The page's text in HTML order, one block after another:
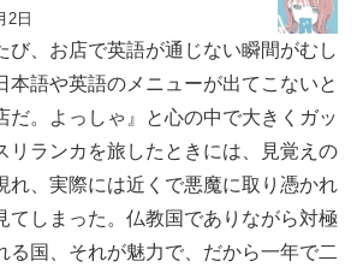
2日
び、お店で英語が通じない瞬間がむし
本語や英語のメニューが出てこないと
だ。よっしゃ』と心の中で大きくガッ
リランカを旅したときには、見覚えの
れ、実際には近くで悪魔に取り憑かれ
てしまった。仏教国でありながら対極
る国、それが魅力で、だから一年で二